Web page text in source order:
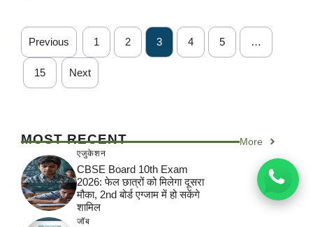
Previous 1 2 3 4 5 …
15 Next
MOST RECENT More
एजुकेशन
CBSE Board 10th Exam
2026: फेल छात्रों को मिलेगा दूसरा
मौका, 2nd बोर्ड एग्जाम में हो सकेंगे
शामिल
जॉब